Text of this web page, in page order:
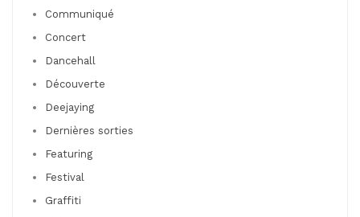
Communiqué
Concert
Dancehall
Découverte
Deejaying
Dernières sorties
Featuring
Festival
Graffiti